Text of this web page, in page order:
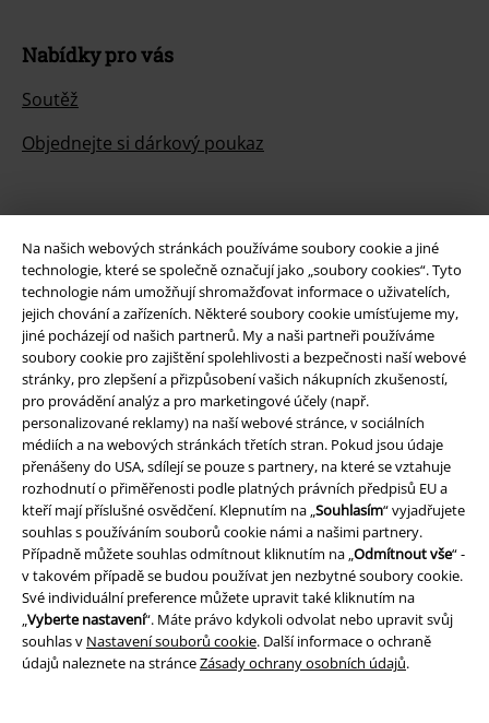
Na našich webových stránkách používáme soubory cookie a jiné
technologie, které se společně označují jako „soubory cookies“. Tyto
technologie nám umožňují shromažďovat informace o uživatelích,
jejich chování a zařízeních. Některé soubory cookie umísťujeme my,
jiné pocházejí od našich partnerů. My a naši partneři používáme
soubory cookie pro zajištění spolehlivosti a bezpečnosti naší webové
stránky, pro zlepšení a přizpůsobení vašich nákupních zkušeností,
pro provádění analýz a pro marketingové účely (např.
personalizované reklamy) na naší webové stránce, v sociálních
médiích a na webových stránkách třetích stran. Pokud jsou údaje
přenášeny do USA, sdílejí se pouze s partnery, na které se vztahuje
rozhodnutí o přiměřenosti podle platných právních předpisů EU a
kteří mají příslušné osvědčení. Klepnutím na „Souhlasím“ vyjadřujete
souhlas s používáním souborů cookie námi a našimi partnery.
Případně můžete souhlas odmítnout kliknutím na „Odmítnout vše“ -
v takovém případě se budou používat jen nezbytné soubory cookie.
Své individuální preference můžete upravit také kliknutím na
„Vyberte nastavení“. Máte právo kdykoli odvolat nebo upravit svůj
souhlas v Nastavení souborů cookie. Další informace o ochraně
údajů naleznete na stránceZásady ochrany osobních údajů.
Nabídky pro vás
Soutěž
Objednejte si dárkový poukaz
O EMP
Udržitelnost
Staňte se součástí komunity!